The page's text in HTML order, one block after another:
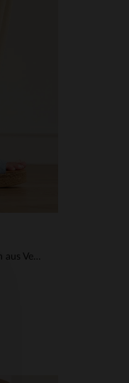
Blaue Kroko-Keilsandaletten aus Veloursleder